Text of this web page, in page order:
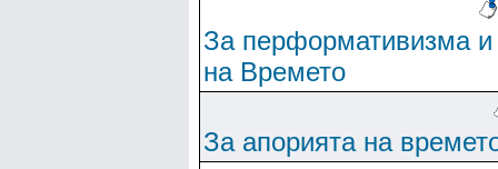
За перформативизма и
на Времето
За апорията на